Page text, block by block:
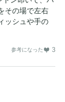
その場で左右
ッシュや手の
参考になった 3